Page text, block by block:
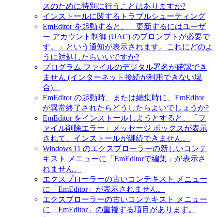
スのために特別に行うことはありますか?
インストールに関するトラブルシューティング
EmEditor を起動すると、「更新するにはユーザ
ー アカウント制御 (UAC) のプロンプトが必要で
す。」という通知が表示されます。これにどのよ
うに対処したらいいですか?
プログラム ファイルのデジタル署名が確認でき
ません (インターネット接続が利用できない場
合)。
EmEditor の起動時、または編集時に、EmEditor
が異常終了されたらどうしたらよいでしょうか?
EmEditor をインストールしようとすると、「フ
ァイル削除エラー」メッセージ ボックスが表示
されて、インストールが継続できません。
Windows 11 のエクスプローラーの新しいコンテ
キスト メニューに「EmEditorで編集」が表示さ
れません。
エクスプローラーの古いコンテキスト メニュー
に「EmEditor」が表示されません。
エクスプローラーの古いコンテキスト メニュー
に「EmEditor」の重複する項目があります。